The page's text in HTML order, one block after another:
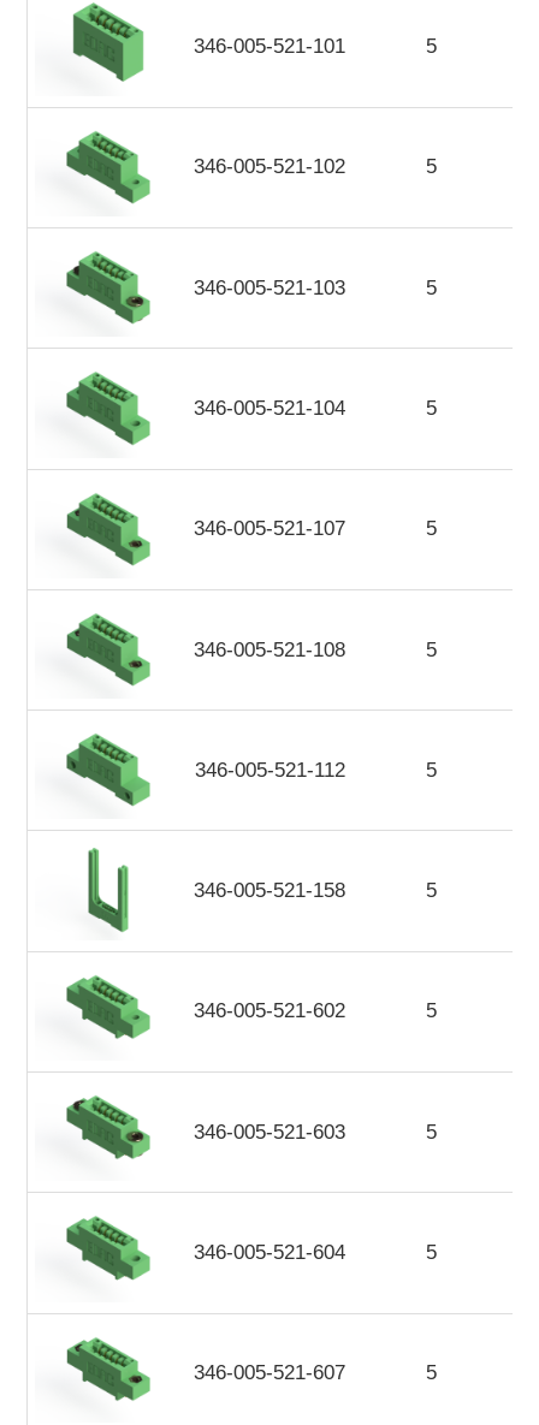
346-005-521-101 5
346-005-521-102 5
346-005-521-103 5
346-005-521-104 5
346-005-521-107 5
346-005-521-108 5
346-005-521-112 5
346-005-521-158 5
346-005-521-602 5
346-005-521-603 5
346-005-521-604 5
346-005-521-607 5